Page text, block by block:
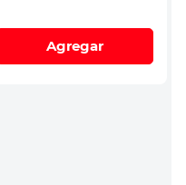
Agregar